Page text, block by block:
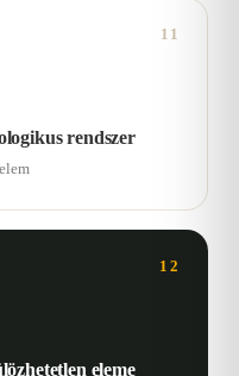
11
rendszer
12
eleme